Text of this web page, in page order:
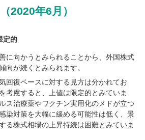
2020年6月）
定的
に向かうとみられることから、外国株式
向が続くとみられます。
回復ペースに対する見方は分かれてお
考慮すると、上値は限定的とみていま
ス治療薬やワクチン実用化のメドが立つ
染対策を大幅に緩める可能性は低く、景
る株式相場の上昇持続は困難とみていま